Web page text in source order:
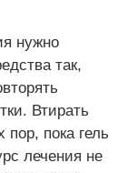
нужно
так,
Втирать
пока гель
лечения не